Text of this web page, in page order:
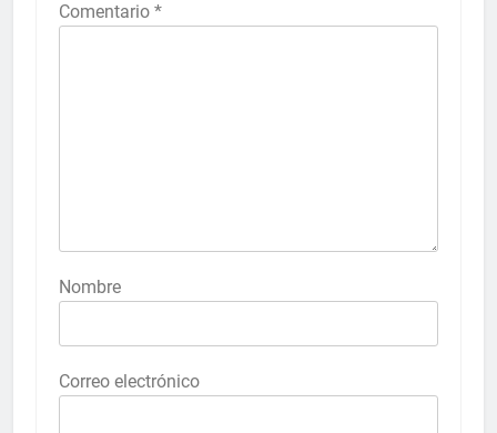
Comentario *
Nombre
Correo electrónico